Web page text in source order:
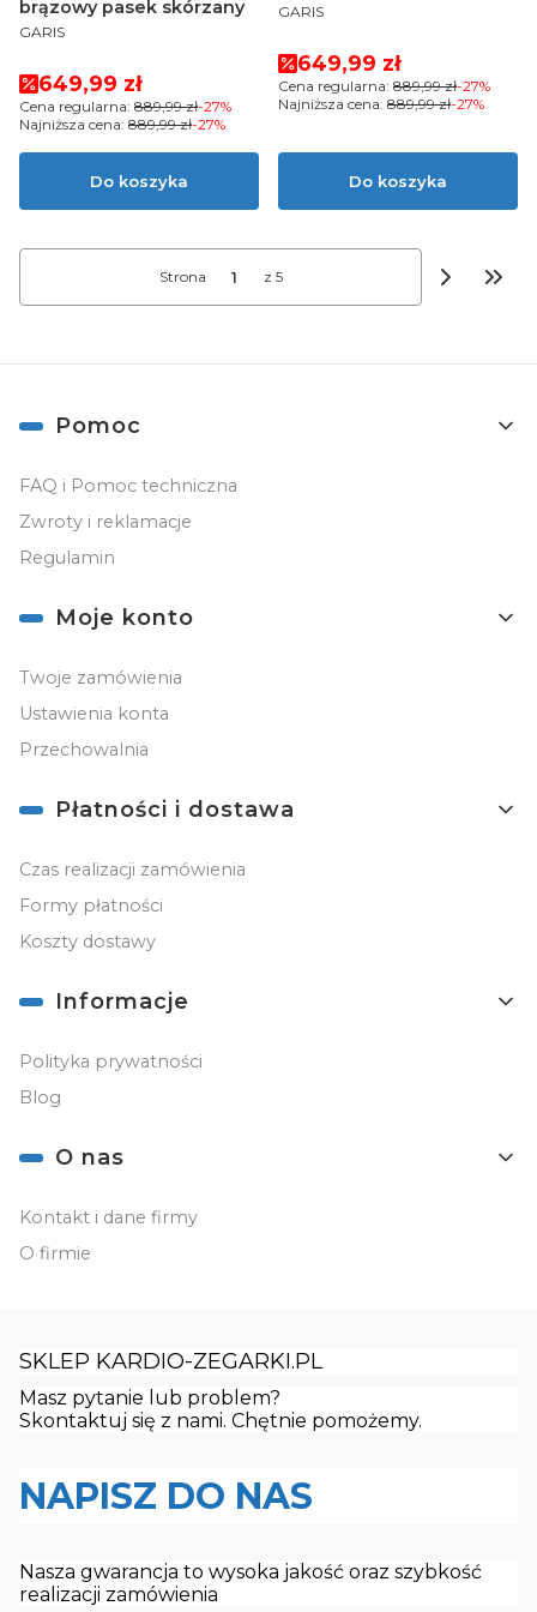
brązowy pasek skórzany
PRODUCENT
GARIS
Cena promocyjna
649,99 zł
Cena regularna: 889,99 zł-27%
Najniższa cena: 889,99 zł-27%
Do koszyka
PRODUCENT
GARIS
Cena promocyjna
649,99 zł
Cena regularna: 889,99 zł-27%
Najniższa cena: 889,99 zł-27%
Do koszyka
Strona z 5
Linki w stopce
Pomoc
FAQ i Pomoc techniczna
Zwroty i reklamacje
Regulamin
Moje konto
Twoje zamówienia
Ustawienia konta
Przechowalnia
Płatności i dostawa
Czas realizacji zamówienia
Formy płatności
Koszty dostawy
Informacje
Polityka prywatności
Blog
O nas
Kontakt i dane firmy
O firmie
SKLEP KARDIO-ZEGARKI.PL
Masz pytanie lub problem?
Skontaktuj się z nami. Chętnie pomożemy.
NAPISZ DO NAS
Nasza gwarancja to wysoka jakość oraz szybkość
realizacji zamówienia